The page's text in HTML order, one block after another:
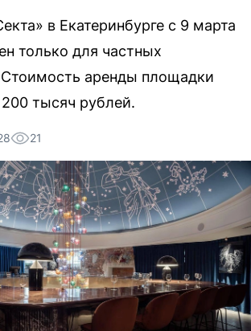
в Екатеринбурге с 9 марта
только для частных
аренды площадки
200 тысяч рублей.
21